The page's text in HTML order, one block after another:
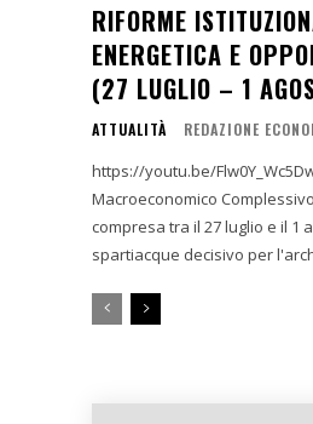
RIFORME
ENERGETICA E
(27 LUGLIO – 1
ATTUALITÀ REDAZIONE
https://youtu.be/Flw0Y_Wc5Dw Introduzione e
Macroeconomico Complessivo La finestra temporale
compresa tra il 27 luglio e il 1
spartiacque decisivo per